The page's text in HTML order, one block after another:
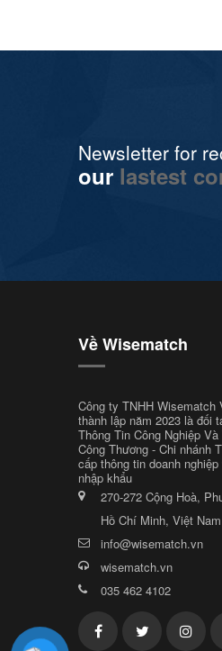
Newsletter for
our lastest
Về Wisematch
Công ty TNHH Wisematch
thành lập năm 2023 là đối
Thông Tin Công Nghiệp
Công Thương - Chi nhánh
cấp thông tin doanh
nhập khẩu
270-272 Cộng Hoà,
Hồ Chí Minh, Việt Nam
info@wisematch.vn
wisematch.vn
035 462 4102